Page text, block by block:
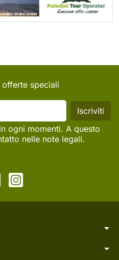
speciali
ogni momenti. A questo
nelle note legali.
arrow_drop_down
arrow_drop_down